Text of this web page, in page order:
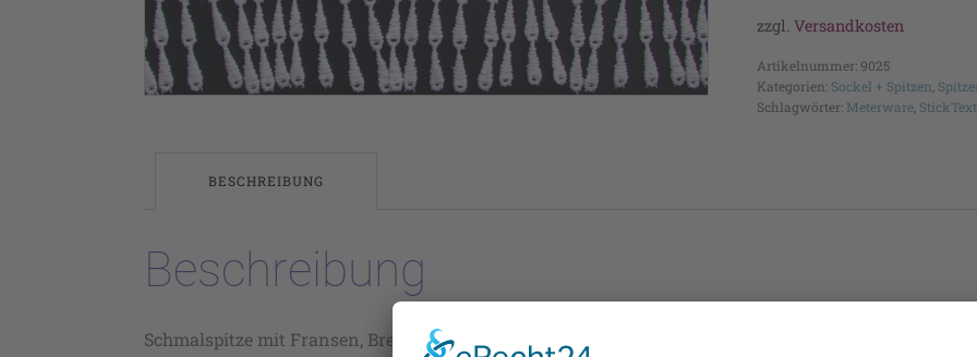
zzgl. Versandkosten
Artikelnummer: 9025
Kategorien: Sockel + Spitzen,
Schlagwörter: Meterware,
BESCHREIBUNG
Beschreibung
Schmalspitze mit Fransen, Breite: ca 13 cm, Farbe: weiß, 100% Polyester, 30° waschbar